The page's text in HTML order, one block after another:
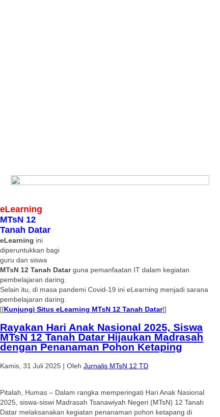
eLearning
MTsN 12
Tanah Datar
eLearning ini
diperuntukkan bagi
guru dan siswa
MTsN 12 Tanah Datarguna pemanfaatan IT dalam kegiatan
pembelajaran daring.
Selain itu, di masa pandemi Covid-19 ini eLearning menjadi sarana
pembelajaran daring.
[[Kunjungi Situs eLearning MTsN 12 Tanah Datar]]
Rayakan Hari Anak Nasional 2025, Siswa
MTsN 12 Tanah Datar Hijaukan Madrasah
dengan Penanaman Pohon Ketaping
Kamis, 31 Juli 2025 | Oleh Jurnalis MTsN 12 TD
Pitalah, Humas – Dalam rangka memperingati Hari Anak Nasional
2025, siswa-siswi Madrasah Tsanawiyah Negeri (MTsN) 12 Tanah
Datar melaksanakan kegiatan penanaman pohon ketapang di